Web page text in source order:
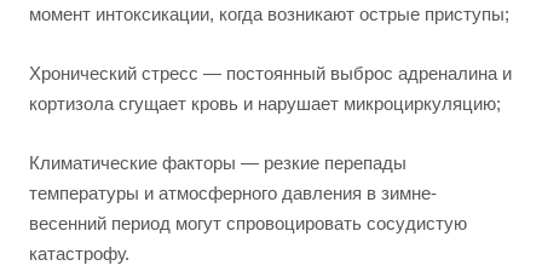
момент интоксикации, когда возникают острые приступы;
Хронический стресс — постоянный выброс адреналина и
кортизола сгущает кровь и нарушает микроциркуляцию;
Климатические факторы — резкие перепады
температуры и атмосферного давления в зимне-
весенний период могут спровоцировать сосудистую
катастрофу.